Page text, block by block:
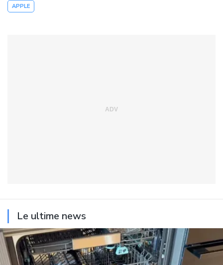
APPLE
Le ultime news